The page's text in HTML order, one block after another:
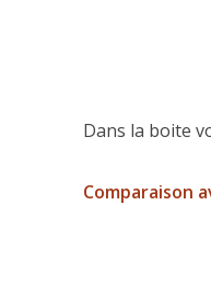
Dans la boite
Comparaison